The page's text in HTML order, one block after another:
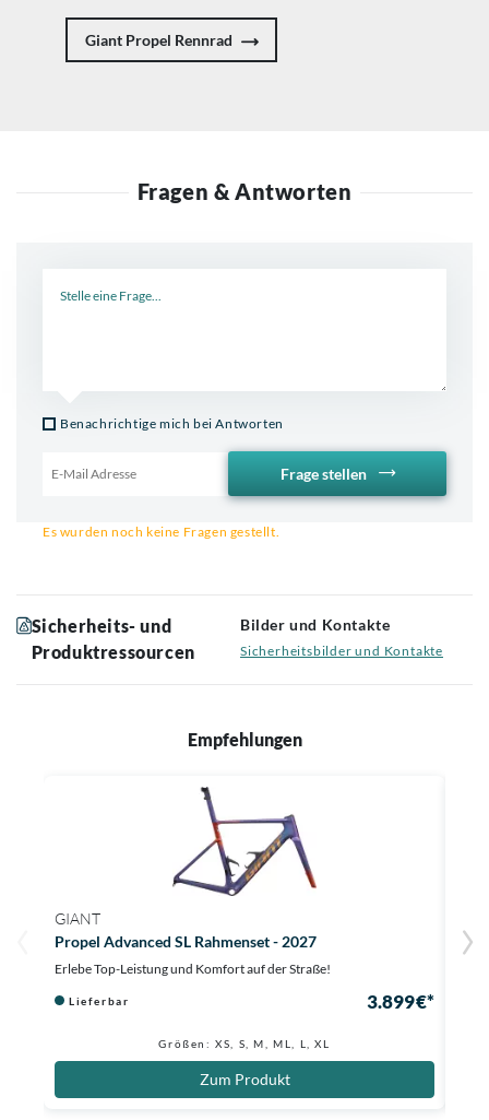
Giant Propel Rennrad
Fragen & Antworten
Benachrichtige mich bei Antworten
Frage stellen
Es wurden noch keine Fragen gestellt.
Sicherheits- und
Produktressourcen
Bilder und Kontakte
Sicherheitsbilder und Kontakte
Empfehlungen
GIANT
Propel Advanced SL Rahmenset - 2027
Erlebe Top-Leistung und Komfort auf der Straße!
Lieferbar 3.899 €*
Größen: XS, S, M, ML, L, XL
Zum Produkt